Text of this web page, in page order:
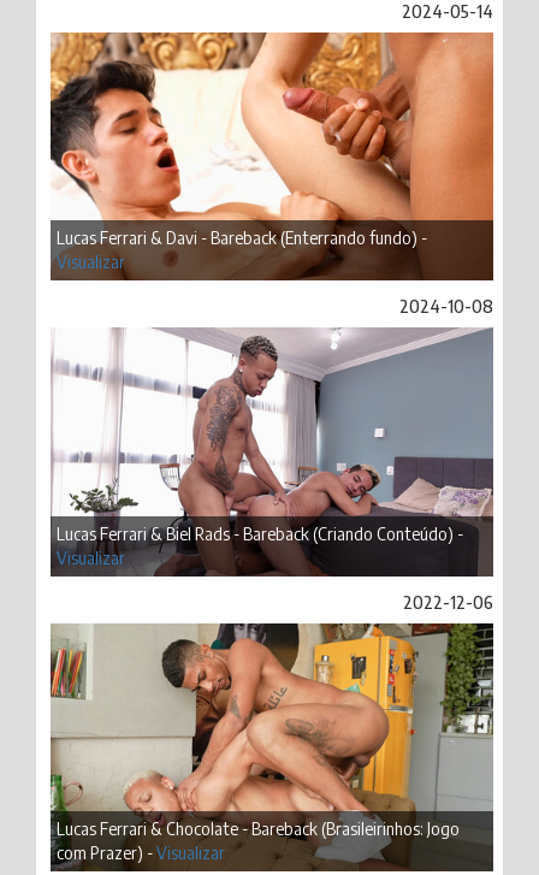
2024-05-14
Lucas Ferrari & Davi - Bareback (Enterrando fundo) -
Visualizar
2024-10-08
Lucas Ferrari & Biel Rads - Bareback (Criando Conteúdo) -
Visualizar
2022-12-06
Lucas Ferrari & Chocolate - Bareback (Brasileirinhos: Jogo
com Prazer) -Visualizar